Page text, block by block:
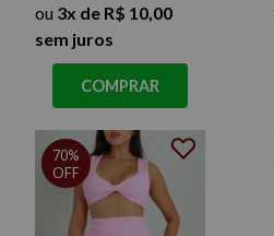
ou 3x de R$ 10,00
sem juros
COMPRAR
70%
OFF